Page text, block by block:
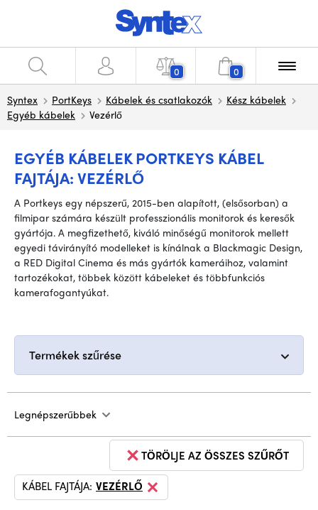
0 0
Syntex PortKeys Kábelek és csatlakozók
Kész kábelek
Egyéb kábelek
Vezérlő
EGYÉB KÁBELEK PORTKEYS KÁBEL
FAJTÁJA: VEZÉRLŐ
A Portkeys egy népszerű, 2015-ben alapított, (elsősorban) a
filmipar számára készült professzionális monitorok és keresők
gyártója. A megfizethető, kiváló minőségű monitorok mellett
egyedi távirányító modelleket is kínálnak a Blackmagic Design,
a RED Digital Cinema és más gyártók kameráihoz, valamint
tartozékokat, többek között kábeleket és többfunkciós
kamerafogantyúkat.
Termékek szűrése
Legnépszerűbbek
TÖRÖLJE AZ ÖSSZES SZŰRŐT
KÁBEL FAJTÁJA: VEZÉRLŐ